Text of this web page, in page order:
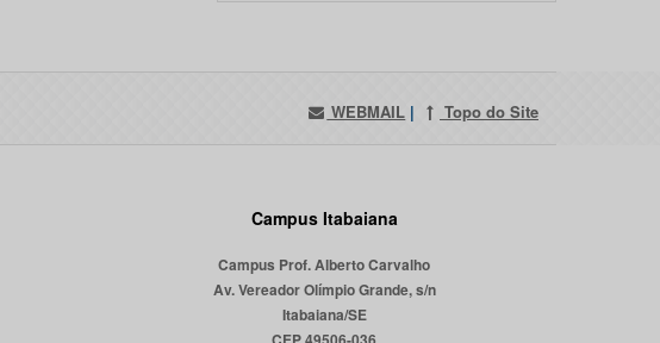
WEBMAIL | Topo do Site
Campus Itabaiana
Campus Prof. Alberto Carvalho
Av. Vereador Olímpio Grande, s/n
Itabaiana/SE